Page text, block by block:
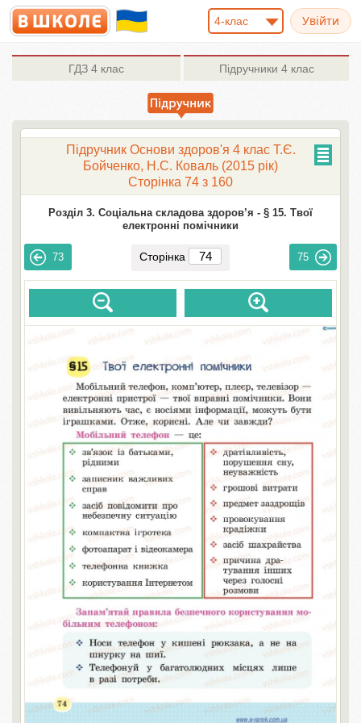
4-клас
ГДЗ 4 клас Підручники 4 клас
Підручник Основи здоров'я 4 клас Т.Є.
Бойченко, Н.С. Коваль (2015 рік)
Сторінка 74 з 160
Розділ 3. Соціальна складова здоров’я - § 15. Твої
електронні помічники
73 Сторінка 75